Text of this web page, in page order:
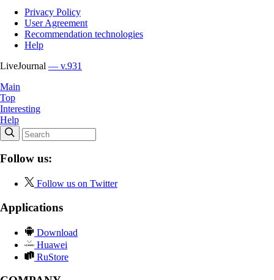
Privacy Policy
User Agreement
Recommendation technologies
Help
LiveJournal — v.931
Main
Top
Interesting
Help
Follow us:
Follow us on Twitter
Applications
Download
Huawei
RuStore